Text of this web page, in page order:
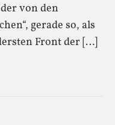
von den
gerade so, als
Front der […]